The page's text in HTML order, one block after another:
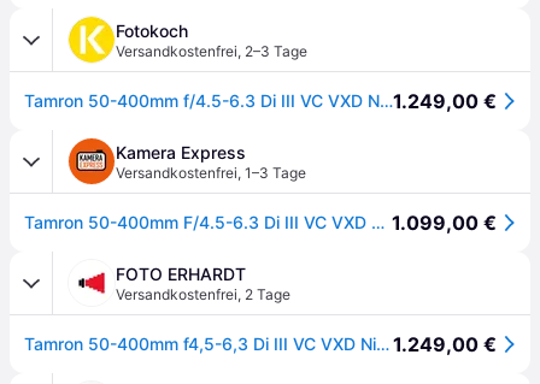
Fotokoch
Versandkostenfrei, 2–3 Tage
Tamron 50-400mm f/4.5-6.3 Di III VC VXD Nikon Z1.249,00 €
Kamera Express
Versandkostenfrei, 1–3 Tage
Tamron 50-400mm F/4.5-6.3 Di III VC VXD Nikon Z | ✔️ Upgrade-Deals 1.099,00 €
FOTO ERHARDT
Versandkostenfrei, 2 Tage
Tamron 50-400mm f4,5-6,3 Di III VC VXD Nikon Z1.249,00 €